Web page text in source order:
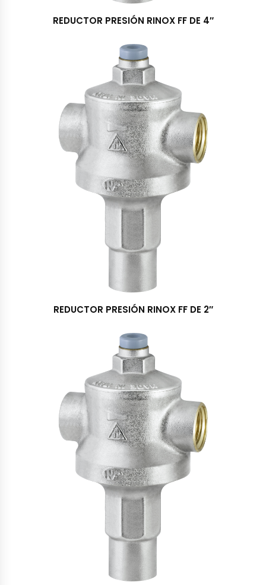
REDUCTOR PRESIÓN RINOX FF DE 4″
REDUCTOR PRESIÓN RINOX FF DE 2″